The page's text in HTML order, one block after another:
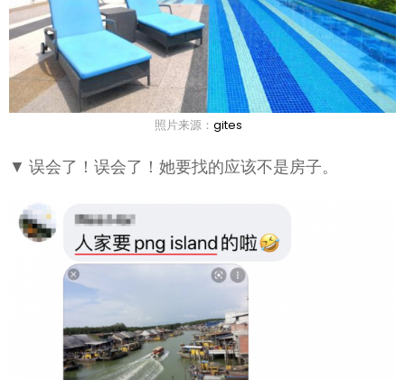
照片来源： gites
▼ 误会了！误会了！她要找的应该不是房子。